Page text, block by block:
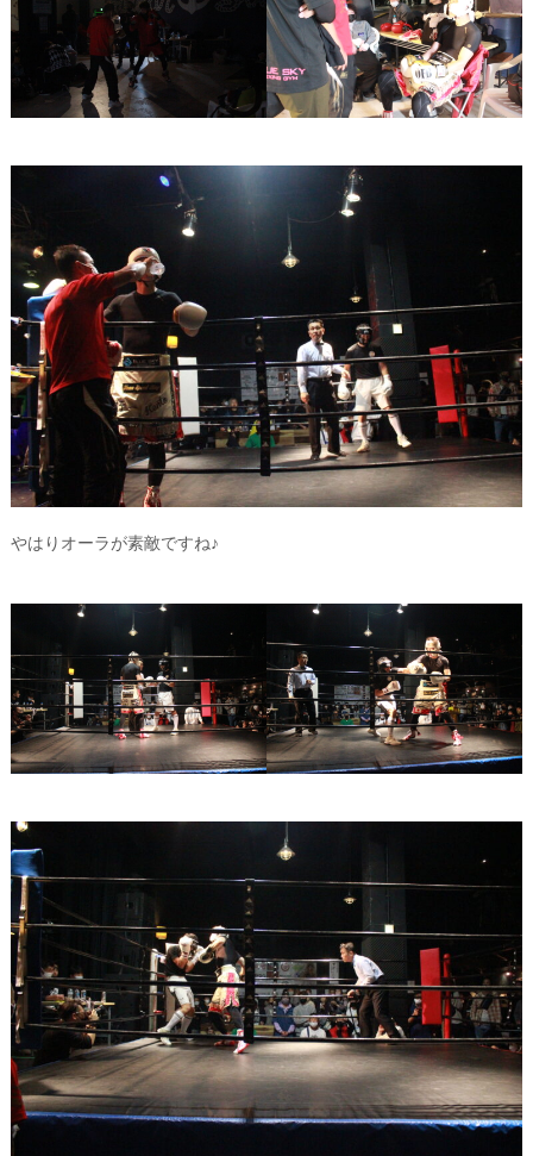
やはりオーラが素敵ですね♪